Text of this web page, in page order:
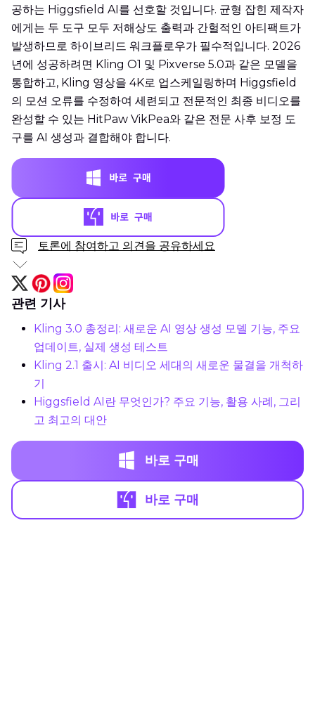
공하는 Higgsfield AI를 선호할 것입니다. 균형 잡힌 제작자
에게는 두 도구 모두 저해상도 출력과 간헐적인 아티팩트가
발생하므로 하이브리드 워크플로우가 필수적입니다. 2026
년에 성공하려면 Kling O1 및 Pixverse 5.0과 같은 모델을
통합하고, Kling 영상을 4K로 업스케일링하며 Higgsfield
의 모션 오류를 수정하여 세련되고 전문적인 최종 비디오를
완성할 수 있는 HitPaw VikPea와 같은 전문 사후 보정 도
구를 AI 생성과 결합해야 합니다.
토론에 참여하고 의견을 공유하세요
관련 기사
Kling 3.0 총정리: 새로운 AI 영상 생성 모델 기능, 주요
업데이트, 실제 생성 테스트
Kling 2.1 출시: AI 비디오 세대의 새로운 물결을 개척하
기
Higgsfield AI란 무엇인가? 주요 기능, 활용 사례, 그리
고 최고의 대안
바로 구매
바로 구매